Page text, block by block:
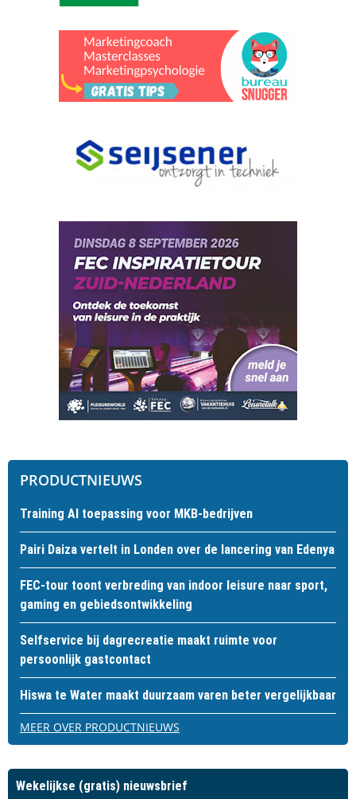
PRODUCTNIEUWS
Training AI toepassing voor MKB-bedrijven
Pairi Daiza vertelt in Londen over de lancering van Edenya
FEC-tour toont verbreding van indoor leisure naar sport,
gaming en gebiedsontwikkeling
Selfservice bij dagrecreatie maakt ruimte voor
persoonlijk gastcontact
Hiswa te Water maakt duurzaam varen beter vergelijkbaar
MEER OVER PRODUCTNIEUWS
Wekelijkse (gratis) nieuwsbrief